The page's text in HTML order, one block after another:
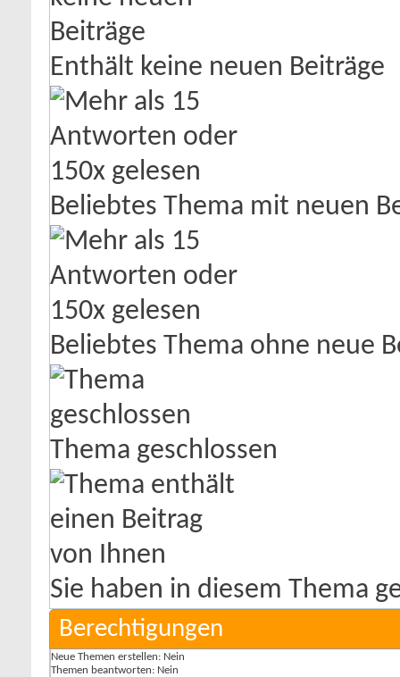
Enthält keine neuen Beiträge
Beliebtes Thema mit neuen
Beliebtes Thema ohne neue
Thema geschlossen
Sie haben in diesem Thema
Berechtigungen
Neue Themen erstellen: Nein
Themen beantworten: Nein